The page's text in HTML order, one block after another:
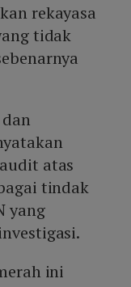
rekayasa
tidak
atas
tindak
yang
ini